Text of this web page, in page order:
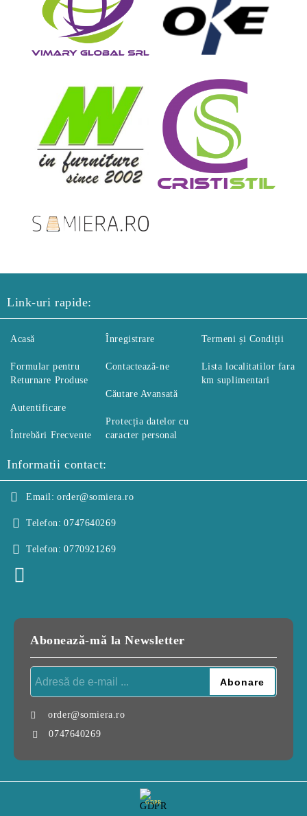
Link-uri rapide:
Acasă
Formular pentru
Returnare Produse
Autentificare
Întrebări Frecvente
Înregistrare
Contactează-ne
Căutare Avansată
Protecția datelor cu
caracter personal
Termeni și Condiții
Lista localitatilor fara
km suplimentari
Informatii contact:
Email: order@somiera.ro
Telefon: 0747640269
Telefon: 0770921269
Abonează-mă la Newsletter
order@somiera.ro
0747640269
GDPR